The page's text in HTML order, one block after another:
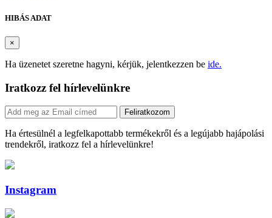
HIBÁS ADAT
×
Ha üzenetet szeretne hagyni, kérjük, jelentkezzen be ide.
Iratkozz fel hírlevelünkre
Feliratkozom
Ha értesülnél a legfelkapottabb termékekről és a legújabb hajápolási
trendekről, iratkozz fel a hírlevelünkre!
Instagram